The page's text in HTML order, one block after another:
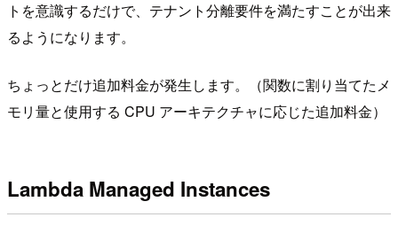
トを意識するだけで、テナント分離要件を満たすことが出来
るようになります。
ちょっとだけ追加料金が発生します。（関数に割り当てたメ
モリ量と使用する CPU アーキテクチャに応じた追加料金）
Lambda Managed Instances